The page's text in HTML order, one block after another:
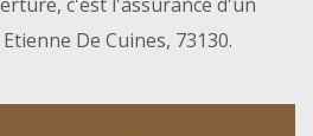
De Cuines, 73130.